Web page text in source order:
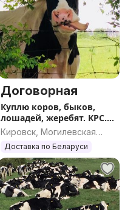
Договорная
Куплю коров, быков,
лошадей, жеребят. КРС.
ДОРОГО
Кировск, Могилевская
область
Доставка по Беларуси